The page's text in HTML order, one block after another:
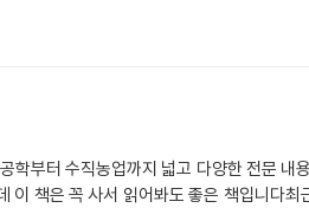
부터 수직농업까지 넓고 다양한 전문 내
책은 꼭 사서 읽어봐도 좋은 책입니다최